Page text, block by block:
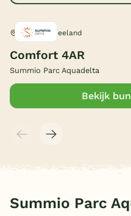
Bruinisse, Zeeland
Comfort 4AR
Summio Parc Aquadelta
Bekijk
Summio Parc